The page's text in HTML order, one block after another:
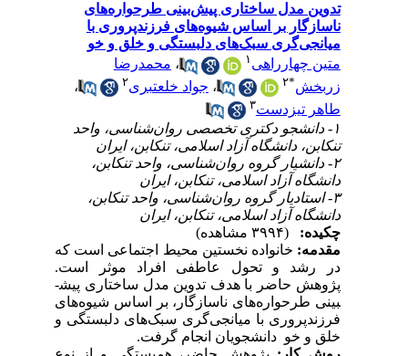
تدوین مدل ساختاری پیش‌بینی طرحواره‌های
ناسازگار بر اساس شیوه‌های فرزندپروری با
میانجی‌گری سبک‌های دلبستگی و خلق و خو
متین چهارراهی
،محمدرضا
زربخش* ۲ ،جواد خلعتبری
،
طاهر تیزدست
۱- دانشجو دکتری تخصصی روان‌شناسی، واحد
تنکابن، دانشگاه آزاد اسلامی، تنکابن، ایران
۲- دانشیار گروه روان‌شناسی، واحد تنکابن،
دانشگاه آزاد اسلامی، تنکابن، ایران
۳- استادیار گروه روان‌شناسی، واحد تنکابن،
دانشگاه آزاد اسلامی، تنکابن، ایران
چکیده:
مقدمه:خانواده نخستین محیط اجتماعی است که
در رشد و تحول عاطفی افراد موثر است.
پژوهش حاضر با هدف تدوین مدل ساختاری پیش­
بینی طرحواره‌های ناسازگار، بر اساس شیوه­‌های
فرزندپروری با میانجی‌گری سبک‌های دلبستگی و
خلق و خو دانشجویان انجام گرفت.